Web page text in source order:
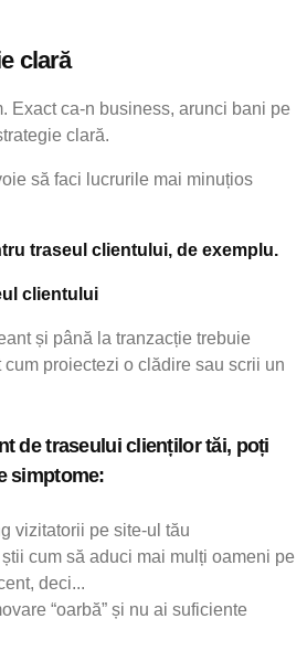
clară
Exact ca-n business, arunci bani pe
clară.
să faci lucrurile mai minuțios
traseul clientului, de exemplu.
clientului
și până la tranzacție trebuie
cum proiectezi o clădire sau scrii un
de traseului clienților tăi, poți
simptome:
vizitatorii pe site-ul tău
știi cum să aduci mai mulți oameni pe
deci...
“oarbă” și nu ai suficiente